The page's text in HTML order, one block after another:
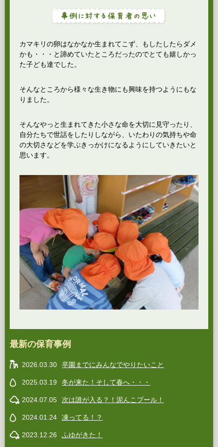
カマキリの卵はなかなか生まれてこず、もしたしたらダメ
かも・・・と諦めていたところだったのでとても嬉しかっ
た子ども達でした。
そんなところから様々な生き物にも興味を持つようにもな
りました。
そんなやっと生まれてきた小さな命を大切に見守ったり、
自分たちで世話をしたりしながら、いたわりの気持ちや命
の大切さなどを学ぶきっかけになるようにしていきたいと
思います。
最新の保育事例
2026.03.30 卒園までにみんなでやりたいこと
2025.03.19 冬が来た！そして春へ・・・
2024.07.05 次は誰が入る？！泥んこプール！
2024.01.24 凍ってる！？
2023.12.26 ふゆがきた！